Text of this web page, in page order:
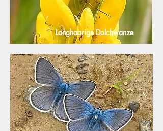
Langhaarige Dolchwanze